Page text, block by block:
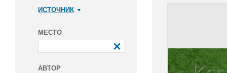
ИСТОЧНИК
МЕСТО
АВТОР